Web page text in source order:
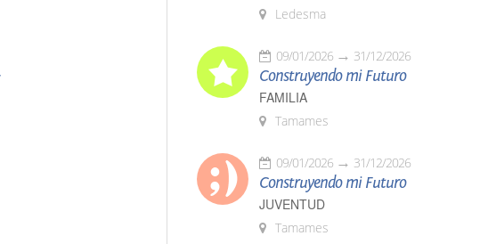
Ledesma
09/01/2026 31/12/2026
Construyendo mi Futuro
FAMILIA
Tamames
09/01/2026 31/12/2026
Construyendo mi Futuro
JUVENTUD
Tamames